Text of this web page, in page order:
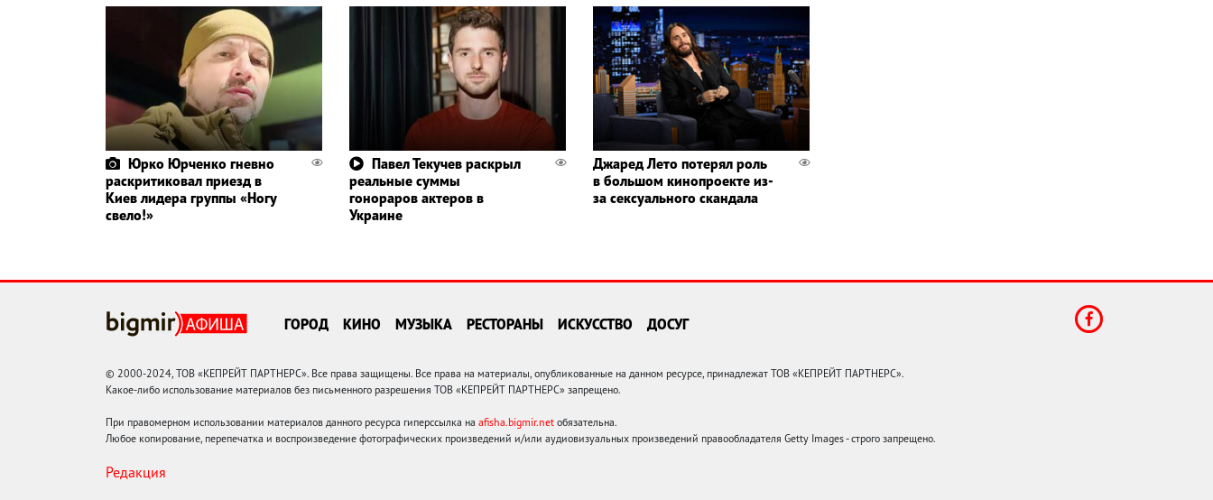
Юрко Юрченко гневно
раскритиковал приезд в
Киев лидера группы «Ногу
свело!»
Павел Текучев раскрыл
реальные суммы
гонораров актеров в
Украине
Джаред Лето потерял роль
в большом кинопроекте из-
за сексуального скандала
ГОРОД КИНО МУЗЫКА РЕСТОРАНЫ ИСКУССТВО ДОСУГ
© 2000-2024, ТОВ «КЕПРЕЙТ ПАРТНЕРС». Все права защищены. Все права на материалы, опубликованные на данном ресурсе, принадлежат ТОВ «КЕПРЕЙТ ПАРТНЕРС».
Какое-либо использование материалов без письменного разрешения ТОВ «КЕПРЕЙТ ПАРТНЕРС» запрещено.
При правомерном использовании материалов данного ресурса гиперссылка на afisha.bigmir.net обязательна.
Любое копирование, перепечатка и воспроизведение фотографических произведений и/или аудиовизуальных произведений правообладателя Getty Images - строго запрещено.
Редакция